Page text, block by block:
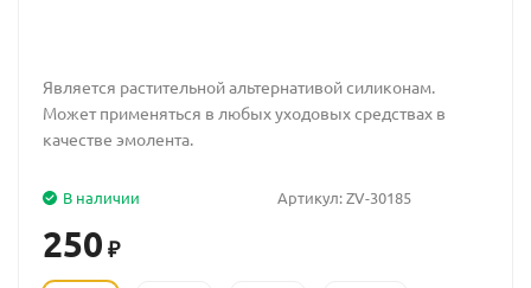
Является растительной альтернативой силиконам.
Может применяться в любых уходовых средствах в
качестве эмолента.
Артикул:ZV-30185
В наличии
250 ₽